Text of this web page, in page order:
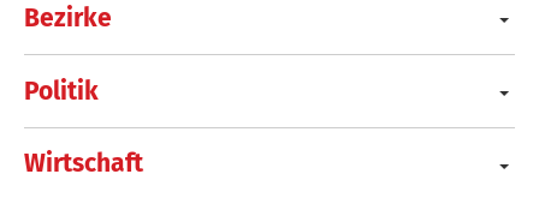
Bezirke
Politik
Wirtschaft